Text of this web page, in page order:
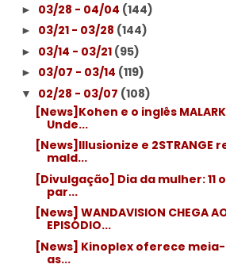
► 03/28 - 04/04 (144)
► 03/21 - 03/28 (144)
► 03/14 - 03/21 (95)
► 03/07 - 03/14 (119)
▼ 02/28 - 03/07 (108)
[News]Kohen e o inglês
Unde...
[News]Illusionize e 2STRANGE
mald...
[Divulgação] Dia da mulher: 11
par...
[News] WANDAVISION CHEGA
EPISÓDIO...
[News] Kinoplex oferece
as...